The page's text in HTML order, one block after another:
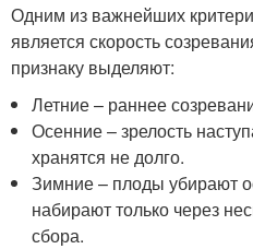
Одним из важнейших
является скорость
признаку выделяют:
Летние – раннее
Осенние – зрелость
хранятся не долго.
Зимние – плоды убирают
набирают только через
сбора.